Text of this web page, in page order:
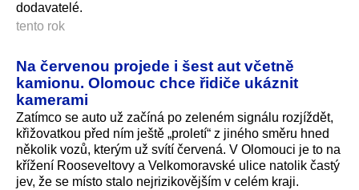
dodavatelé.
tento rok
Na červenou projede i šest aut včetně
kamionu. Olomouc chce řidiče ukáznit
kamerami
Zatímco se auto už začíná po zeleném signálu rozjíždět,
křižovatkou před ním ještě „proletí“ z jiného směru hned
několik vozů, kterým už svítí červená. V Olomouci je to na
křížení Rooseveltovy a Velkomoravské ulice natolik častý
jev, že se místo stalo nejrizikovějším v celém kraji.